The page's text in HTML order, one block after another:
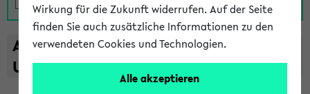
A B C D E F G H I J K L M N O
U
V W X Y
Z
Wirkung für die Zukunft widerrufen. Auf der Seite
finden Sie auch zusätzliche Informationen zu den
verwendeten Cookies und Technologien.
Alle akzeptieren